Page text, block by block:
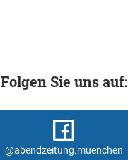
Folgen Sie uns auf:
@abendzeitung.muenchen